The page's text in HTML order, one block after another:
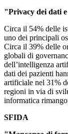
"Privacy dei dati
Circa il 54% delle
uno dei principali
Circa il 39% delle
globali di
dell’intelligenza
dati dei pazienti
artificiale nel 31%
regioni in via di
informatica
SFIDA